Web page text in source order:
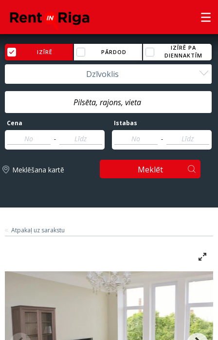
IZĪRĒ PĀRDOD
IZĪRĒ PA
DIENNAKTĪM
Dzīvoklis
Cena
-
Istabas
-
Meklēšana kartē Meklēt
Atpakaļ uz sarakstu